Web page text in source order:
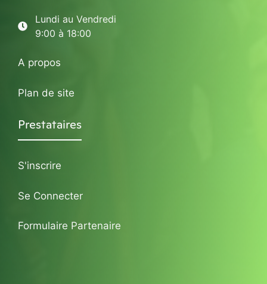
Lundi au Vendredi
9:00 à 18:00
A propos
Plan de site
Prestataires
S'inscrire
Se Connecter
Formulaire Partenaire